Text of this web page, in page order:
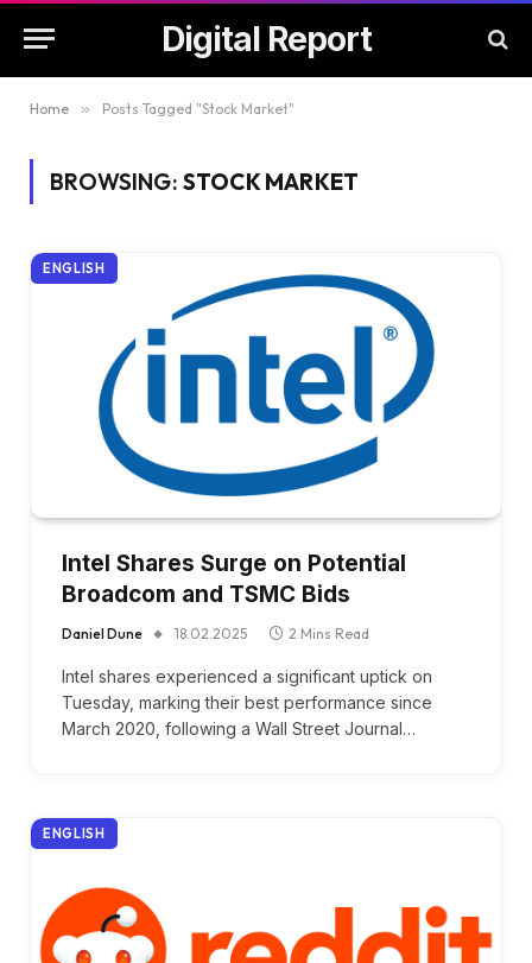
Digital Report
Home » Posts Tagged "Stock Market"
BROWSING: STOCK MARKET
ENGLISH
Intel Shares Surge on Potential
Broadcom and TSMC Bids
Daniel Dune 18.02.2025 2 Mins Read
Intel shares experienced a significant uptick on
Tuesday, marking their best performance since
March 2020, following a Wall Street Journal…
ENGLISH